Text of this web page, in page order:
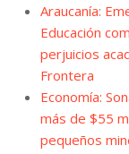
Araucanía:
Educación
perjuicios
Frontera
Economía:
más de $55
pequeños